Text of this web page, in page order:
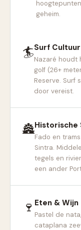
geheim.
🏄Surf Cultuur
Nazaré houdt
golf (26+
Reserve. Surf
door vereist.
🏯Historische
Fado en
Sintra.
tegels en
een ander
🍷 Eten & Wijn
Pastel de
cataplana